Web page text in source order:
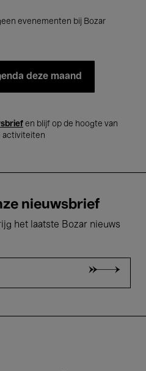
evenementen bij Bozar
deze maand
en blijf op de hoogte van
activiteiten
nieuwsbrief
het laatste Bozar nieuws